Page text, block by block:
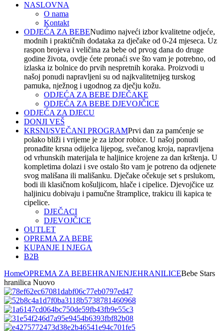
NASLOVNA
O nama
Kontakt
ODJEĆA ZA BEBENudimo najveći izbor kvalitetne odjeće,
modnih i praktičnih dodataka za dječake od 0-24 mjeseca. Uz
raspon brojeva i veličina za bebe od prvog dana do druge
godine života, ovdje ćete pronaći sve što vam je potrebno, od
izlaska iz bolnice do prvih nespretnih koraka. Proizvodi u
našoj ponudi napravljeni su od najkvalitetnijeg turskog
pamuka, nježnog i ugodnog za dječju kožu.
ODJEĆA ZA BEBE DJEČAKE
ODJEĆA ZA BEBE DJEVOJČICE
ODJEĆA ZA DJECU
DONJI VEŠ
KRSNI/SVEČANI PROGRAMPrvi dan za pamćenje se
polako bliži i vrijeme je za izbor robice. U našoj ponudi
pronađite krsna odijelca lijepog, svečanog kroja, napravljena
od vrhunskih materijala te haljinice krojene za dan krštenja. U
kompletima dolazi i sve ostalo što vam je potreno da odjenete
svog mališana ili mališanku. Dječake očekuje set s prslukom,
bodi ili klasičnom košuljicom, hlače i cipelice. Djevojčice uz
haljinicu dobivaju i pamučne štramplice, trakicu ili kapica te
cipelice.
DJEČACI
DJEVOJČICE
OUTLET
OPREMA ZA BEBE
KUPANJE I NJEGA
B2B
HomeOPREMA ZA BEBEHRANJENJEHRANILICEBebe Stars
hranilica Nuovo